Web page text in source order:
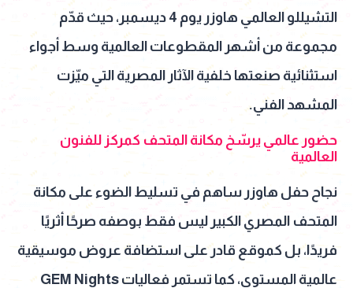
التشيللو العالمي هاوزر يوم 4 ديسمبر، حيث قدّم
مجموعة من أشهر المقطوعات العالمية وسط أجواء
استثنائية صنعتها خلفية الآثار المصرية التي ميّزت
المشهد الفني.
حضور عالمي يرسّخ مكانة المتحف كمركز للفنون
العالمية
نجاح حفل هاوزر ساهم في تسليط الضوء على مكانة
المتحف المصري الكبير ليس فقط بوصفه صرحًا أثريًا
فريدًا، بل كموقع قادر على استضافة عروض موسيقية
عالمية المستوى، كما تستمر فعاليات GEM Nights